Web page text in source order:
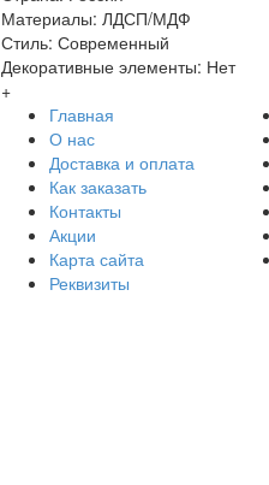
Материалы: ЛДСП/МДФ
Стиль: Современный
Декоративные элементы: Нет
+
Главная
О нас
Доставка и оплата
Как заказать
Контакты
Акции
Карта сайта
Реквизиты